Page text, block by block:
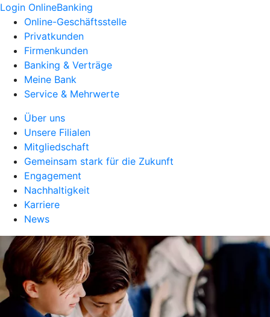
Login OnlineBanking
Online-Geschäftsstelle
Privatkunden
Firmenkunden
Banking & Verträge
Meine Bank
Service & Mehrwerte
Über uns
Unsere Filialen
Mitgliedschaft
Gemeinsam stark für die Zukunft
Engagement
Nachhaltigkeit
Karriere
News